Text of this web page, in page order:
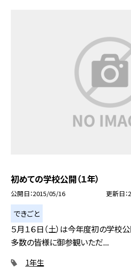
初めての学校公開（１年）
公開日 2015/05/16 更新日
できごと
５月１６日（土）は今年度初の学校
多数の皆様に御参観いただ...
1年生